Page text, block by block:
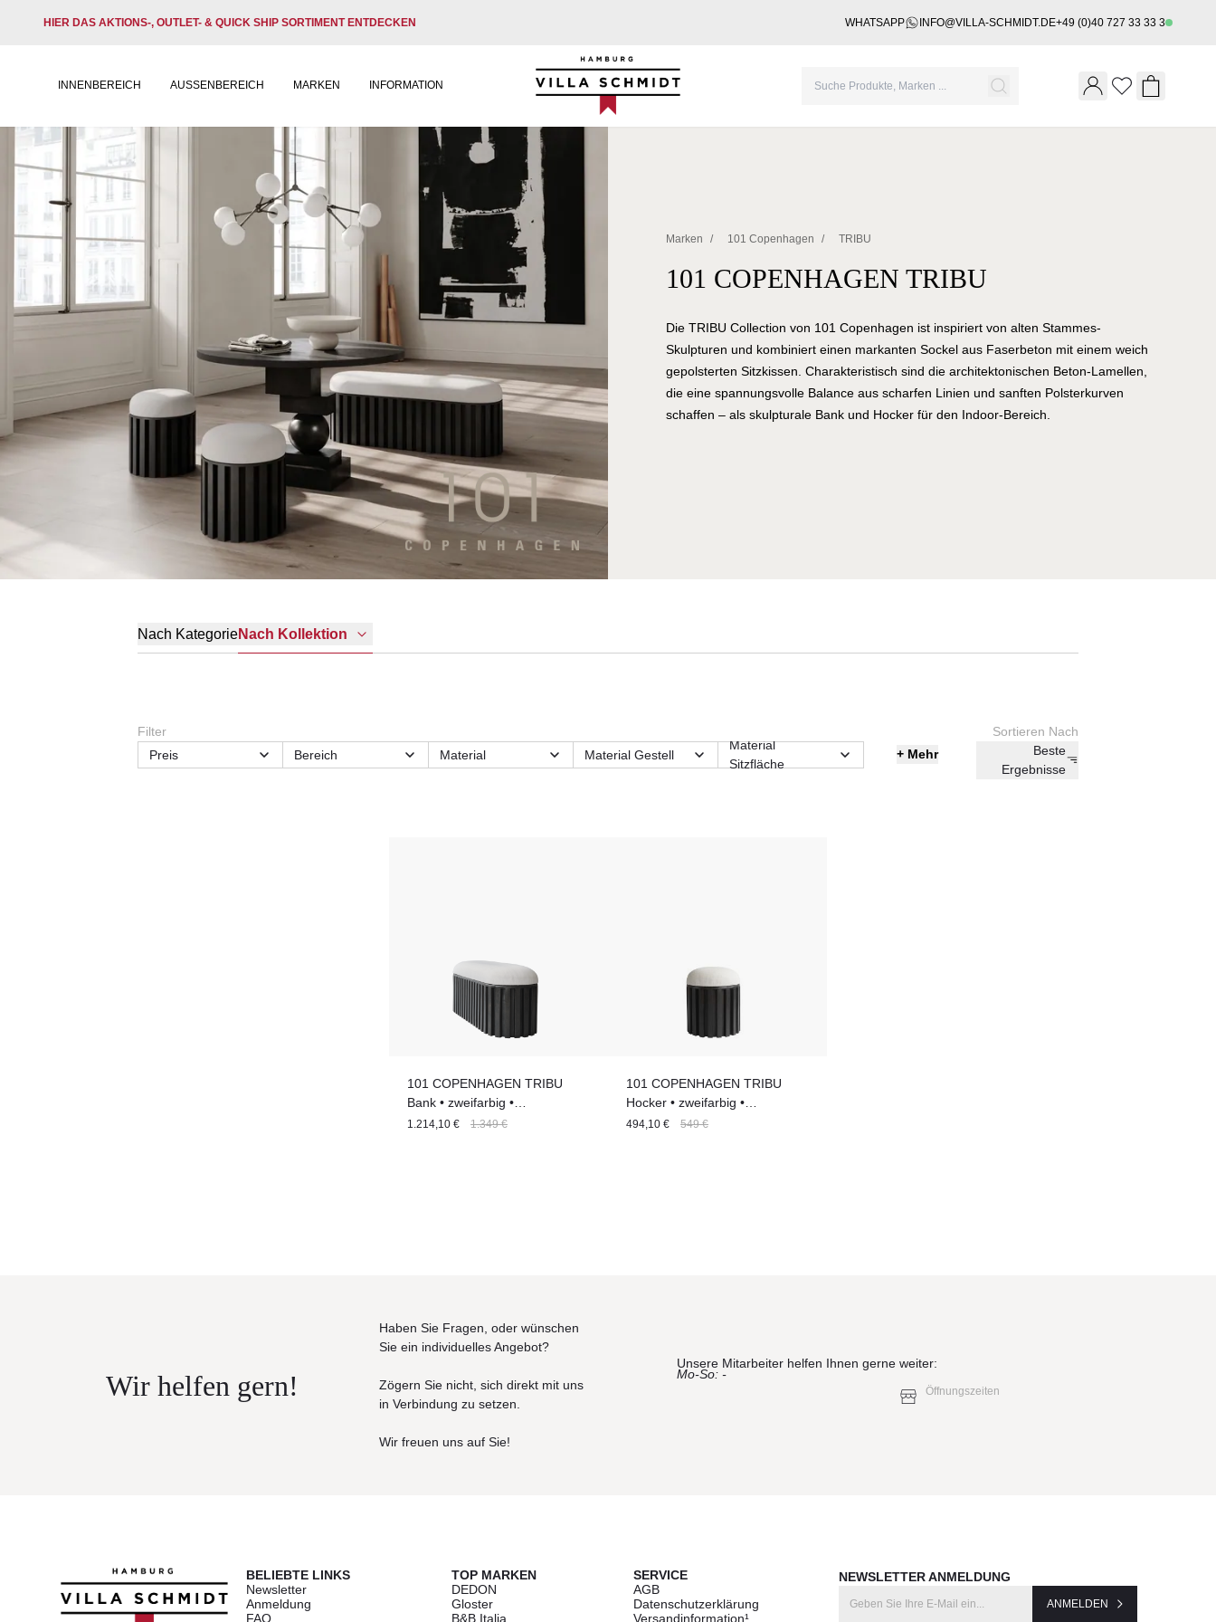
HIER DAS AKTIONS-, OUTLET- & QUICK SHIP SORTIMENT ENTDECKEN WHATSAPP INFO@VILLA-SCHMIDT.DE+49 (0)40 727 33 33 3
INNENBEREICH AUSSENBEREICH MARKEN INFORMATION
Villa Schmidt
Wishlist
Marken / 101 Copenhagen / TRIBU
101 COPENHAGEN TRIBU
Die TRIBU Collection von 101 Copenhagen ist inspiriert von alten Stammes-
Skulpturen und kombiniert einen markanten Sockel aus Faserbeton mit einem weich
gepolsterten Sitzkissen. Charakteristisch sind die architektonischen Beton-Lamellen,
die eine spannungsvolle Balance aus scharfen Linien und sanften Polsterkurven
schaffen – als skulpturale Bank und Hocker für den Indoor-Bereich.
Nach KategorieNach Kollektion
Filter
Preis
Bereich Material Material Gestell
Material
Sitzfläche
+ Mehr
Sortieren Nach
Beste
Ergebnisse
101 COPENHAGEN TRIBU
Bank • zweifarbig •
Faserbetonsockel
1.214,10 € 1.349 €
101 COPENHAGEN TRIBU
Hocker • zweifarbig •
Faserbetonsockel
494,10 € 549 €
Wir helfen gern!
Haben Sie Fragen, oder wünschen
Sie ein individuelles Angebot?
Zögern Sie nicht, sich direkt mit uns
in Verbindung zu setzen.
Wir freuen uns auf Sie!
Unsere Mitarbeiter helfen Ihnen gerne weiter:
Mo-So: -
Öffnungszeiten
BELIEBTE LINKS
Newsletter
Anmeldung
FAQ
TOP MARKEN
DEDON
Gloster
B&B Italia
SERVICE
AGB
Datenschutzerklärung
Versandinformation¹
NEWSLETTER ANMELDUNG
ANMELDEN